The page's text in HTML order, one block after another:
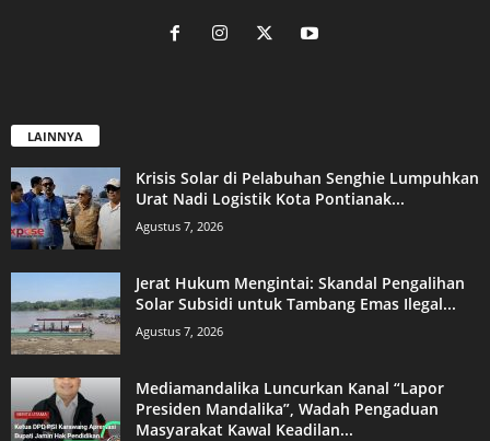
LAINNYA
Krisis Solar di Pelabuhan Senghie Lumpuhkan
Urat Nadi Logistik Kota Pontianak...
Agustus 7, 2026
Jerat Hukum Mengintai: Skandal Pengalihan
Solar Subsidi untuk Tambang Emas Ilegal...
Agustus 7, 2026
Mediamandalika Luncurkan Kanal “Lapor
Presiden Mandalika”, Wadah Pengaduan
Masyarakat Kawal Keadilan...